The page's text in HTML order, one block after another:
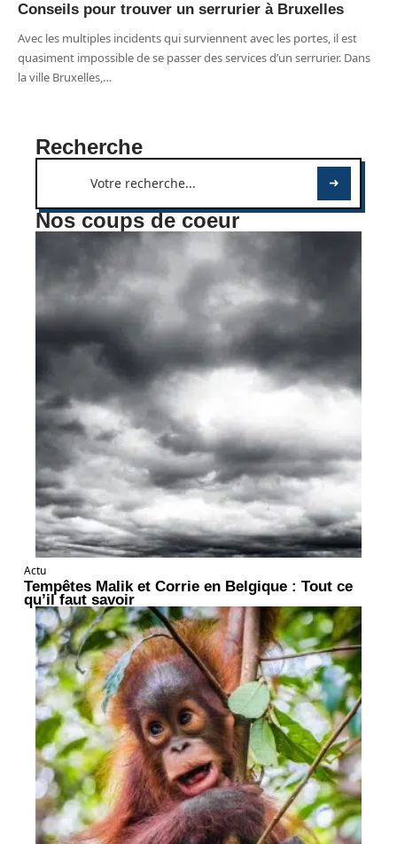
Conseils pour trouver un serrurier à Bruxelles
Avec les multiples incidents qui surviennent avec les portes, il est
quasiment impossible de se passer des services d’un serrurier. Dans
la ville Bruxelles,…
Recherche
Nos coups de coeur
Actu
Tempêtes Malik et Corrie en Belgique : Tout ce
qu’il faut savoir